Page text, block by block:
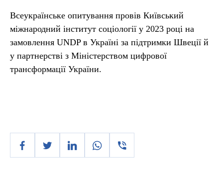
Всеукраїнське опитування провів Київський
міжнародний інститут соціології у 2023 році на
замовлення UNDP в Україні за підтримки Швеції й
у партнерстві з Міністерством цифрової
трансформації України.